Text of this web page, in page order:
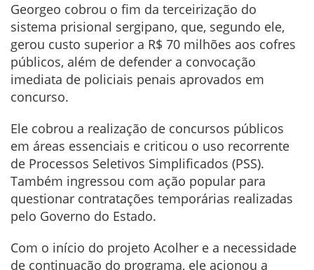
Georgeo cobrou o fim da terceirização do
sistema prisional sergipano, que, segundo ele,
gerou custo superior a R$ 70 milhões aos cofres
públicos, além de defender a convocação
imediata de policiais penais aprovados em
concurso.
Ele cobrou a realização de concursos públicos
em áreas essenciais e criticou o uso recorrente
de Processos Seletivos Simplificados (PSS).
Também ingressou com ação popular para
questionar contratações temporárias realizadas
pelo Governo do Estado.
Com o início do projeto Acolher e a necessidade
de continuação do programa, ele acionou a